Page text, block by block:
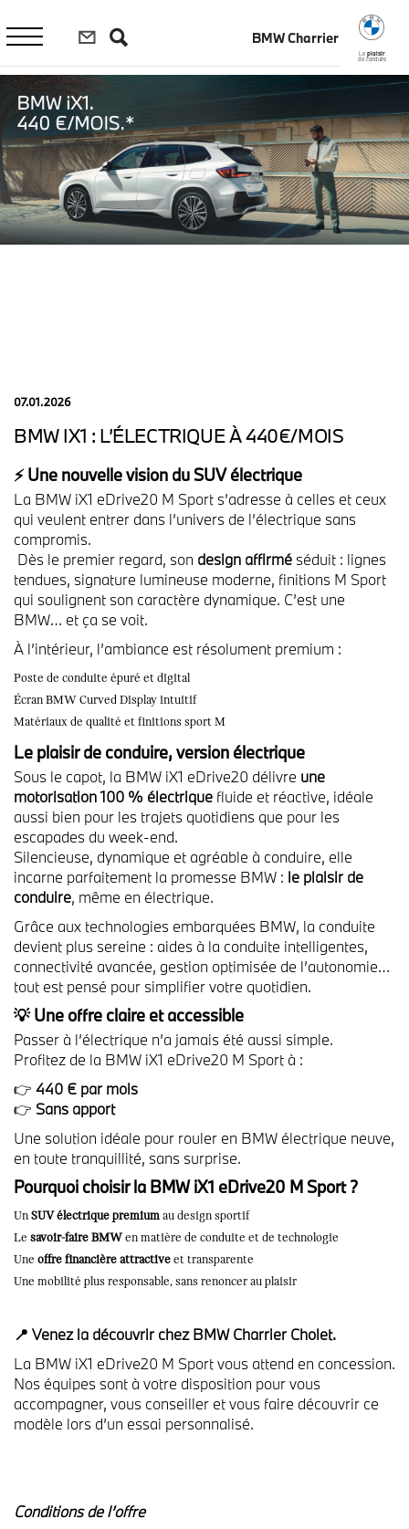
contenu
principal
BMW Charrier
Le plaisir
de conduire
07.01.2026
BMW IX1 : L’ÉLECTRIQUE À 440€/MOIS
⚡ Une nouvelle vision du SUV électrique
La BMW iX1 eDrive20 M Sport s’adresse à celles et ceux
qui veulent entrer dans l’univers de l’électrique sans
compromis.
Dès le premier regard, son design affirmé séduit : lignes
tendues, signature lumineuse moderne, finitions M Sport
qui soulignent son caractère dynamique. C’est une
BMW… et ça se voit.
À l’intérieur, l’ambiance est résolument premium :
Poste de conduite épuré et digital
Écran BMW Curved Display intuitif
Matériaux de qualité et finitions sport M
Le plaisir de conduire, version électrique
Sous le capot, la BMW iX1 eDrive20 délivre une
motorisation 100 % électrique fluide et réactive, idéale
aussi bien pour les trajets quotidiens que pour les
escapades du week-end.
Silencieuse, dynamique et agréable à conduire, elle
incarne parfaitement la promesse BMW : le plaisir de
conduire, même en électrique.
Grâce aux technologies embarquées BMW, la conduite
devient plus sereine : aides à la conduite intelligentes,
connectivité avancée, gestion optimisée de l’autonomie…
tout est pensé pour simplifier votre quotidien.
💡 Une offre claire et accessible
Passer à l’électrique n’a jamais été aussi simple.
Profitez de la BMW iX1 eDrive20 M Sport à :
👉 440 € par mois
👉 Sans apport
Une solution idéale pour rouler en BMW électrique neuve,
en toute tranquillité, sans surprise.
Pourquoi choisir la BMW iX1 eDrive20 M Sport ?
Un SUV électrique premium au design sportif
Le savoir-faire BMW en matière de conduite et de technologie
Une offre financière attractive et transparente
Une mobilité plus responsable, sans renoncer au plaisir
📍 Venez la découvrir chez BMW Charrier Cholet.
La BMW iX1 eDrive20 M Sport vous attend en concession.
Nos équipes sont à votre disposition pour vous
accompagner, vous conseiller et vous faire découvrir ce
modèle lors d’un essai personnalisé.
Conditions de l’offre